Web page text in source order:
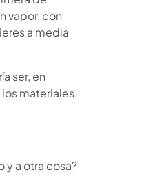
vapor, con
a media
ser, en
materiales.
y a otra cosa?